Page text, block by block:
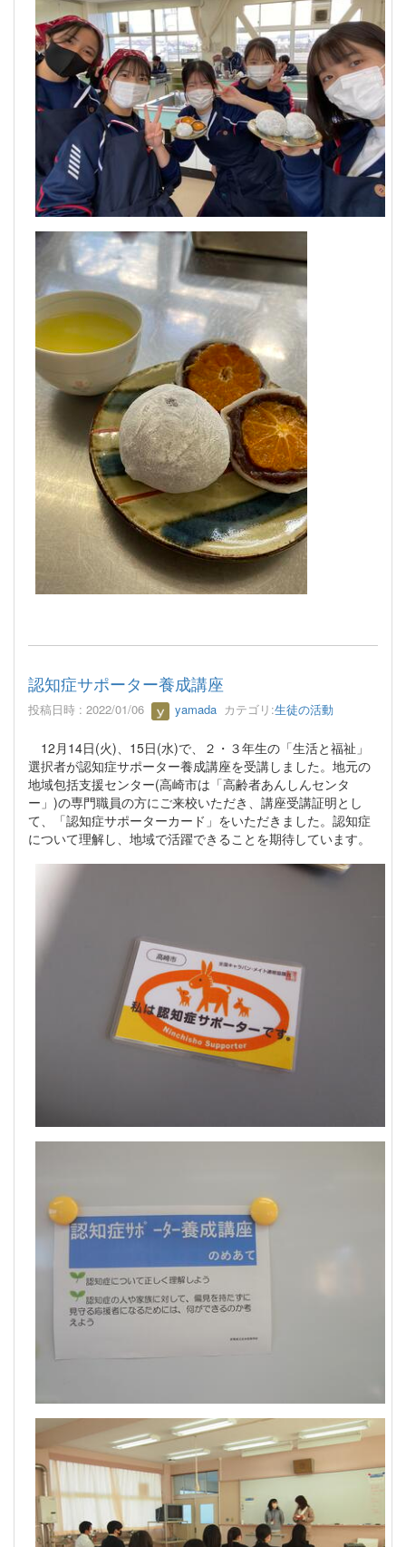
認知症サポーター養成講座
投稿日時 : 2022/01/06 yamada カテゴリ:生徒の活動
12月14日(火)、15日(水)で、２・３年生の「生活と福祉」
選択者が認知症サポーター養成講座を受講しました。地元の
地域包括支援センター(高崎市は「高齢者あんしんセンタ
ー」)の専門職員の方にご来校いただき、講座受講証明とし
て、「認知症サポーターカード」をいただきました。認知症
について理解し、地域で活躍できることを期待しています。